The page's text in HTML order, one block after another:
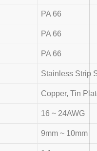
PA 66
PA 66
PA 66
Stainless Strip
Copper, Tin
16 ~ 24AWG
9mm ~ 10mm